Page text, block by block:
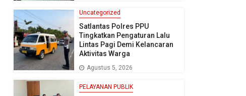
Uncategorized
Satlantas Polres PPU
Tingkatkan Pengaturan Lalu
Lintas Pagi Demi Kelancaran
Aktivitas Warga
Agustus 5, 2026
PELAYANAN PUBLIK